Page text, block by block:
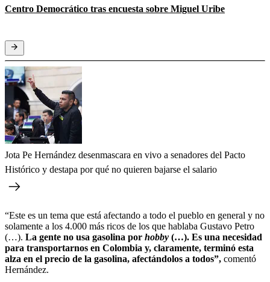
Centro Democrático tras encuesta sobre Miguel Uribe
Jota Pe Hernández desenmascara en vivo a senadores del Pacto
Histórico y destapa por qué no quieren bajarse el salario
“Este es un tema que está afectando a todo el pueblo en general y no
solamente a los 4.000 más ricos de los que hablaba Gustavo Petro
(…). La gente no usa gasolina por hobby (…). Es una necesidad
para transportarnos en Colombia y, claramente, terminó esta
alza en el precio de la gasolina, afectándolos a todos”, comentó
Hernández.